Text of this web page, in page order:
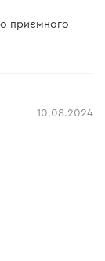
приємного
10.08.2024